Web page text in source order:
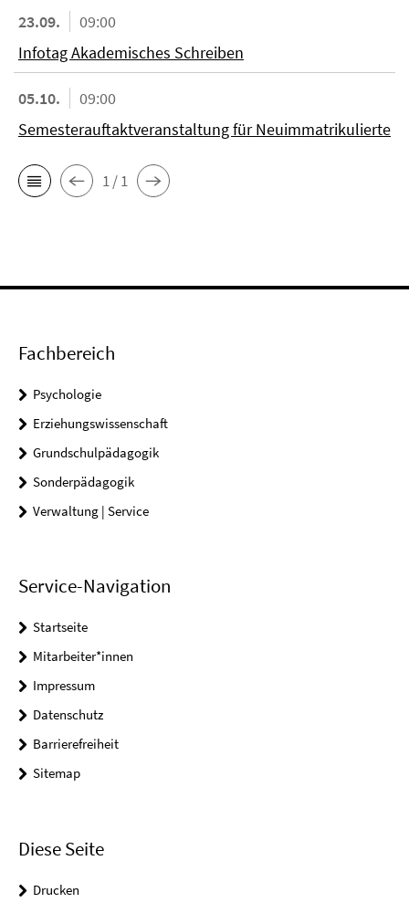
23.09.
09:00
Infotag Akademisches Schreiben
05.10.
09:00
Semesterauftaktveranstaltung für Neuimmatrikulierte
1 / 1
Fachbereich
Psychologie
Erziehungswissenschaft
Grundschulpädagogik
Sonderpädagogik
Verwaltung | Service
Service-Navigation
Startseite
Mitarbeiter*innen
Impressum
Datenschutz
Barrierefreiheit
Sitemap
Diese Seite
Drucken